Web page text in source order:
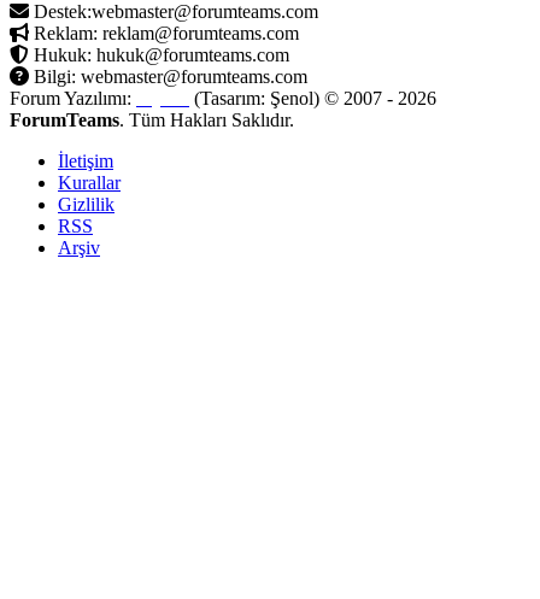
Destek:webmaster@forumteams.com
Reklam: reklam@forumteams.com
Hukuk: hukuk@forumteams.com
Bilgi: webmaster@forumteams.com
Forum Yazılımı:
(Tasarım: Şenol) © 2007 - 2026
ForumTeams. Tüm Hakları Saklıdır.
İletişim
Kurallar
Gizlilik
RSS
Arşiv